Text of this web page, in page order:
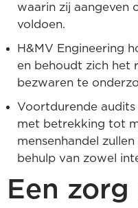
waarin zij aangeven
voldoen.
H&MV Engineering
en behoudt zich het
bezwaren te
Voortdurende
met betrekking tot
mensenhandel
behulp van zowel
Een zorg